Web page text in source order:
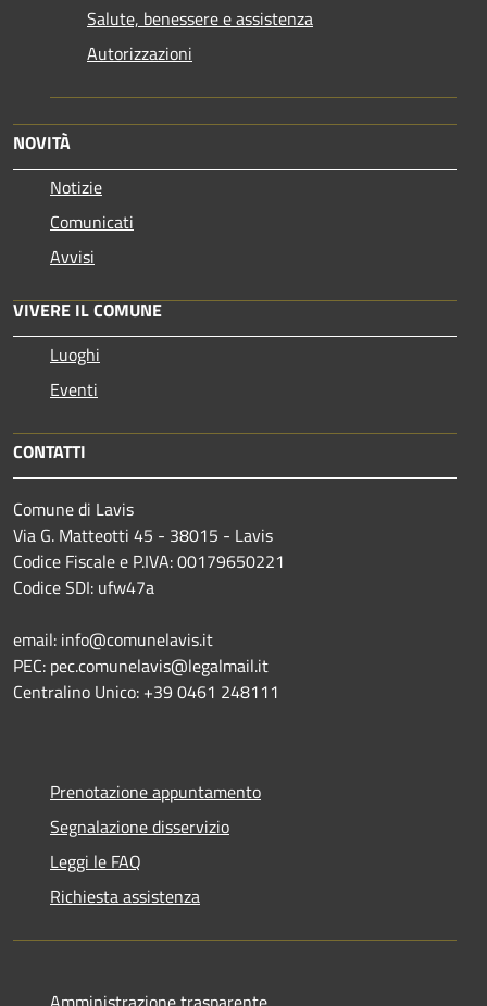
Salute, benessere e assistenza
Autorizzazioni
NOVITÀ
Notizie
Comunicati
Avvisi
VIVERE IL COMUNE
Luoghi
Eventi
CONTATTI
Comune di Lavis
Via G. Matteotti 45 - 38015 - Lavis
Codice Fiscale e P.IVA: 00179650221
Codice SDI: ufw47a
email: info@comunelavis.it
PEC: pec.comunelavis@legalmail.it
Centralino Unico: +39 0461 248111
Prenotazione appuntamento
Segnalazione disservizio
Leggi le FAQ
Richiesta assistenza